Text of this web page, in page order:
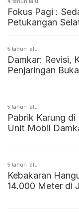
Fokus Pagi :
Petukangan
5 tahun lalu
Damkar: Revisi,
Penjaringan
5 tahun lalu
Pabrik Karung
Unit Mobil
5 tahun lalu
Kebakaran
14.000 Meter di